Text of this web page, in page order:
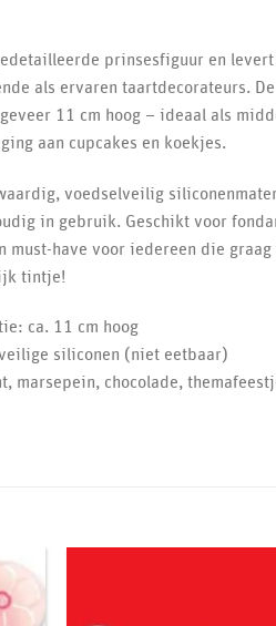
prinsesfiguur en
als ervaren taartdecorateurs.
11 cm hoog – ideaal als
aan cupcakes en koekjes.
voedselveilig
in gebruik. Geschikt voor
must-have voor iedereen die
tintje!
ca. 11 cm hoog
siliconen (niet eetbaar)
marsepein, chocolade,